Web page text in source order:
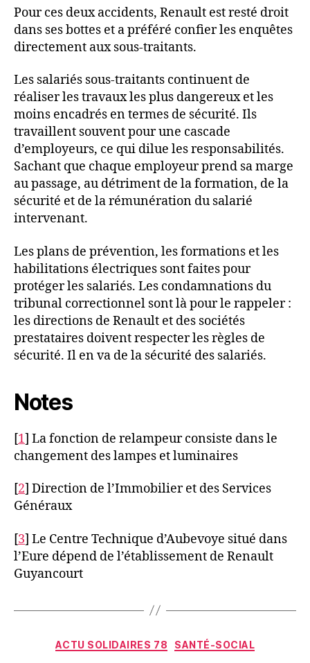
Pour ces deux accidents, Renault est resté droit
dans ses bottes et a préféré confier les enquêtes
directement aux sous-traitants.
Les salariés sous-traitants continuent de
réaliser les travaux les plus dangereux et les
moins encadrés en termes de sécurité. Ils
travaillent souvent pour une cascade
d’employeurs, ce qui dilue les responsabilités.
Sachant que chaque employeur prend sa marge
au passage, au détriment de la formation, de la
sécurité et de la rémunération du salarié
intervenant.
Les plans de prévention, les formations et les
habilitations électriques sont faites pour
protéger les salariés. Les condamnations du
tribunal correctionnel sont là pour le rappeler :
les directions de Renault et des sociétés
prestataires doivent respecter les règles de
sécurité. Il en va de la sécurité des salariés.
Notes
[1] La fonction de relampeur consiste dans le
changement des lampes et luminaires
[2] Direction de l’Immobilier et des Services
Généraux
[3] Le Centre Technique d’Aubevoye situé dans
l’Eure dépend de l’établissement de Renault
Guyancourt
Catégories
ACTU SOLIDAIRES 78 SANTÉ-SOCIAL